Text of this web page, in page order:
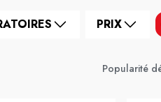
PRIX